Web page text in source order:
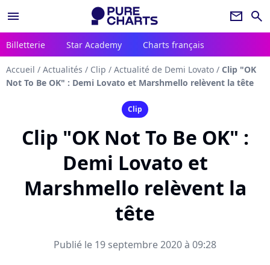
menu newsletter search
Billetterie Star Academy Charts français
Accueil / Actualités / Clip / Actualité de Demi Lovato / Clip "OK
Not To Be OK" : Demi Lovato et Marshmello relèvent la tête
Clip
Clip "OK Not To Be OK" :
Demi Lovato et
Marshmello relèvent la
tête
Publié le 19 septembre 2020 à 09:28